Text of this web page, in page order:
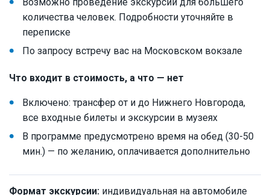
количества человек. Подробности уточняйте в
переписке
По запросу встречу вас на Московском вокзале
Что входит в стоимость, а что — нет
Включено: трансфер от и до Нижнего Новгорода,
все входные билеты и экскурсии в музеях
В программе предусмотрено время на обед (30-50
мин.) — по желанию, оплачивается дополнительно
Формат экскурсии: индивидуальная на автомобиле